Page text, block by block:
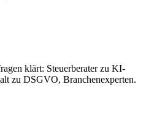
klärt: Steuerberater zu KI-
zu DSGVO, Branchenexperten.